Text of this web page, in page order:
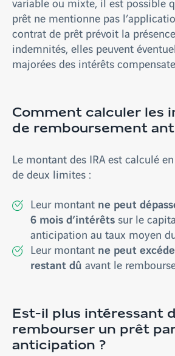
prêt ne mentionne pas
contrat de prêt prévoit la
indemnités, elles peuvent
majorées des intérêts
Comment calculer les
de remboursement
Le montant des IRA est calculé
de deux limites :
Leur montant ne peut
6 mois d’intérêts sur le
anticipation au taux moyen
Leur montant ne peut
restant dû avant le
Est-il plus intéressant
rembourser un prêt
anticipation ?